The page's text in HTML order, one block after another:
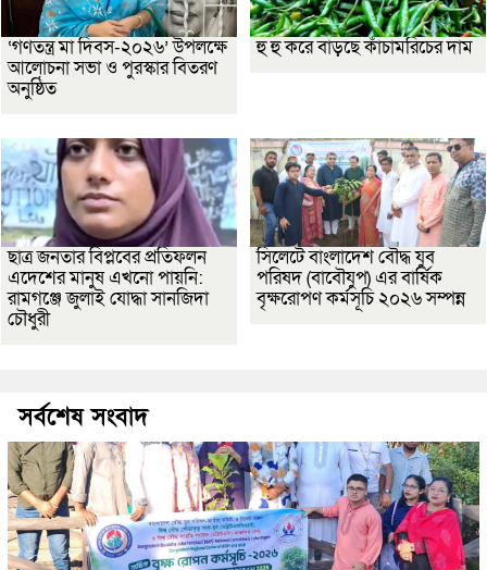
‘গণতন্ত্র মা দিবস-২০২৬’ উপলক্ষে
আলোচনা সভা ও পুরস্কার বিতরণ
অনুষ্ঠিত
হু হু করে বাড়ছে কাঁচামরিচের দাম
ছাত্র জনতার বিপ্লবের প্রতিফলন
এদেশের মানুষ এখনো পায়নি:
রামগঞ্জে জুলাই যোদ্ধা সানজিদা
চৌধুরী
সিলেটে বাংলাদেশ বৌদ্ধ যুব
পরিষদ (বাবৌযুপ) এর বার্ষিক
বৃক্ষরোপণ কর্মসূচি ২০২৬ সম্পন্ন
সর্বশেষ সংবাদ